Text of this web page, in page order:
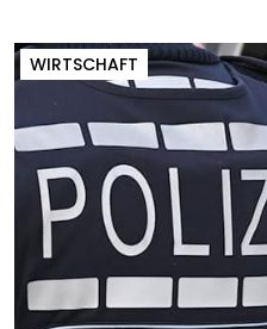
WIRTSCHAFT